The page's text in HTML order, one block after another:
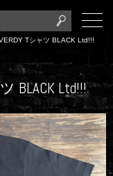
Tシャツ BLACK Ltd!!!
BLACK Ltd!!!